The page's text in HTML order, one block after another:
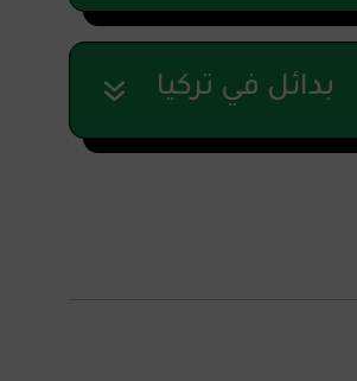
بدائل في تركيا